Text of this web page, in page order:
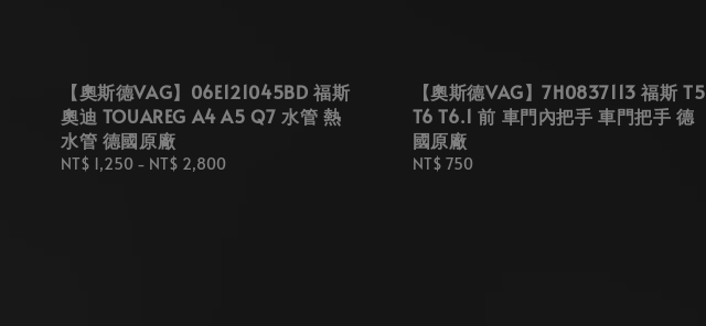
【奧斯德VAG】06E121045BD 福斯
奧迪 TOUAREG A4 A5 Q7 水管 熱
水管 德國原廠
Regular
NT$ 1,250 - NT$ 2,800
【奧斯德VAG】7H0837113 福斯 T5
T6 T6.1 前 車門內把手 車門把手 德
國原廠
Regular
NT$ 750